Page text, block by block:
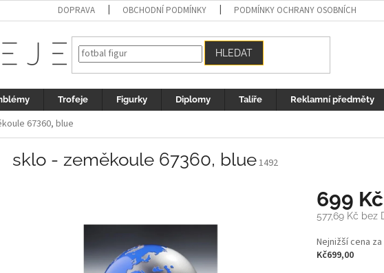
DOPRAVA OBCHODNÍ PODMÍNKY PODMÍNKY OCHRANY OSOBNÍCH ÚDAJŮ
HLEDAT
Trofeje Figurky Diplomy Talíře Reklamní předměty
67360, blue
sklo - zeměkoule 67360, blue1492
699 Kč
577,69 Kč bez
Měrná
cena:
Nejnižší cena
Kč699,00